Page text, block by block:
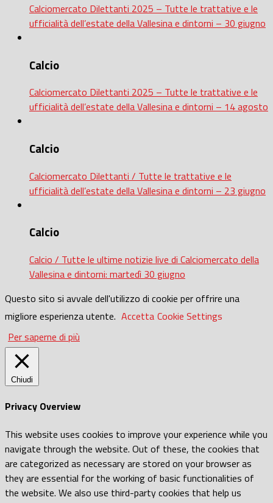
Calciomercato Dilettanti 2025 – Tutte le trattative e le
ufficialità dell’estate della Vallesina e dintorni – 30 giugno
Calcio
Calciomercato Dilettanti 2025 – Tutte le trattative e le
ufficialità dell’estate della Vallesina e dintorni – 14 agosto
Calcio
Calciomercato Dilettanti / Tutte le trattative e le
ufficialità dell’estate della Vallesina e dintorni – 23 giugno
Calcio
Calcio / Tutte le ultime notizie live di Calciomercato della
Vallesina e dintorni: martedì 30 giugno
Questo sito si avvale dell'utilizzo di cookie per offrire una
migliore esperienza utente. Accetta Cookie Settings
Per saperne di più
Chiudi
Privacy Overview
This website uses cookies to improve your experience while you
navigate through the website. Out of these, the cookies that
are categorized as necessary are stored on your browser as
they are essential for the working of basic functionalities of
the website. We also use third-party cookies that help us